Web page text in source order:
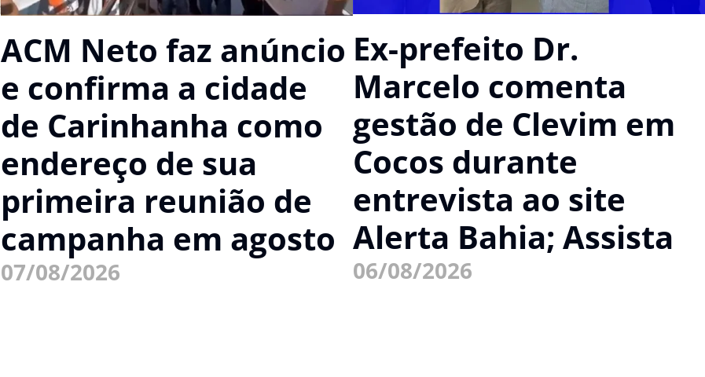
ACM Neto faz anúncio
e confirma a cidade
de Carinhanha como
endereço de sua
primeira reunião de
campanha em agosto
07/08/2026
Ex-prefeito Dr.
Marcelo comenta
gestão de Clevim em
Cocos durante
entrevista ao site
Alerta Bahia; Assista
06/08/2026